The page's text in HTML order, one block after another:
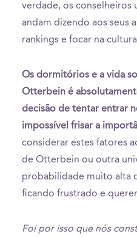
verdade, os conselheiros
andam dizendo aos seus
rankings e focar na
Os dormitórios e a vida
Otterbein é
decisão de tentar entrar
impossível frisar a
considerar estes fatores
de Otterbein ou outra
probabilidade muito alta
ficando frustrado e querer
Foi por isso que nós